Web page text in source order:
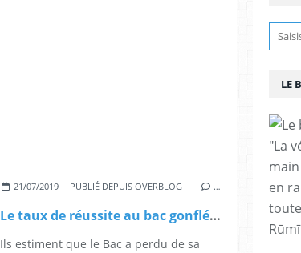
21/07/2019 PUBLIÉ DEPUIS OVERBLOG …
Le taux de réussite au bac gonflé pour des raisons politiques ?
Ils estiment que le Bac a perdu de sa
LE
"La
en